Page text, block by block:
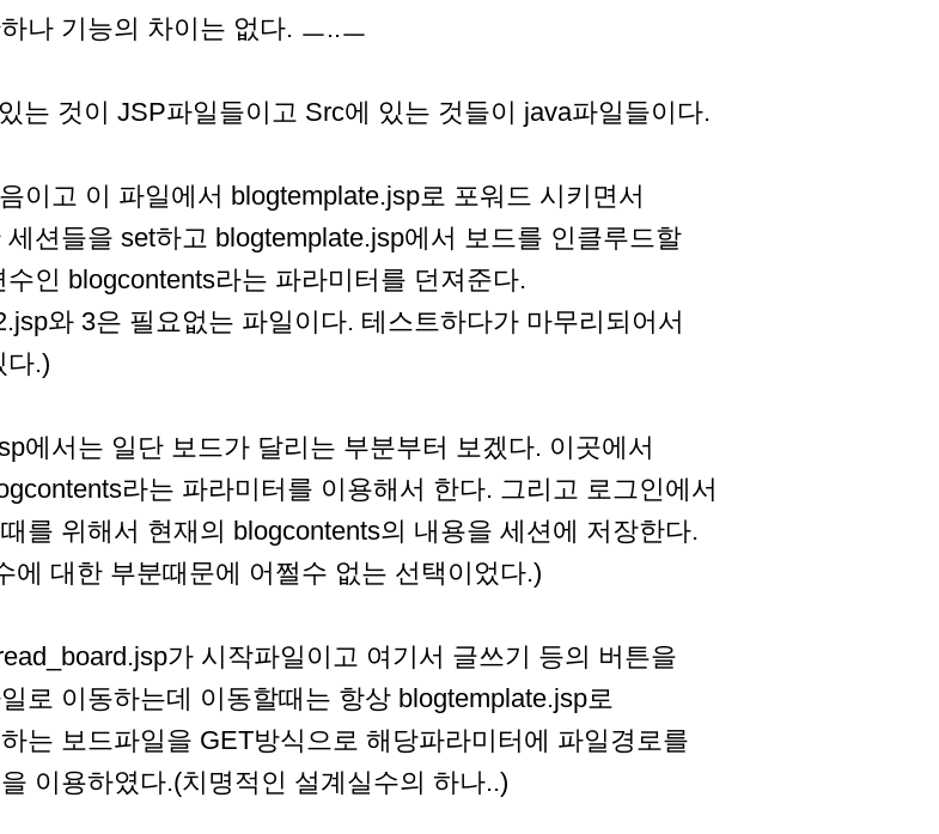
나 기능의 차이는 없다. ㅡ..ㅡ
는 것이 JSP파일들이고 Src에 있는 것들이 java파일들이다.
이고 이 파일에서 blogtemplate.jsp로 포워드 시키면서
세션들을 set하고 blogtemplate.jsp에서 보드를 인클루드할
인 blogcontents라는 파라미터를 던져준다.
와 3은 필요없는 파일이다. 테스트하다가 마무리되어서
다.)
에서는 일단 보드가 달리는 부분부터 보겠다. 이곳에서
라는 파라미터를 이용해서 한다. 그리고 로그인에서
를 위해서 현재의 blogcontents의 내용을 세션에 저장한다.
에 대한 부분때문에 어쩔수 없는 선택이었다.)
가 시작파일이고 여기서 글쓰기 등의 버튼을
로 이동하는데 이동할때는 항상 blogtemplate.jsp로
는 보드파일을 GET방식으로 해당파라미터에 파일경로를
이용하였다.(치명적인 설계실수의 하나..)